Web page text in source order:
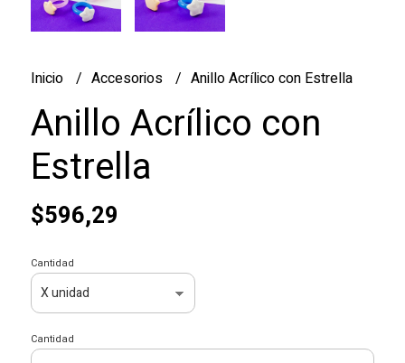
Inicio Accesorios Anillo Acrílico con Estrella
Anillo Acrílico con
Estrella
$596,29
Cantidad
Cantidad